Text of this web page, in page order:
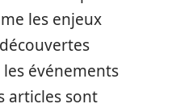
les enjeux
événements
articles sont